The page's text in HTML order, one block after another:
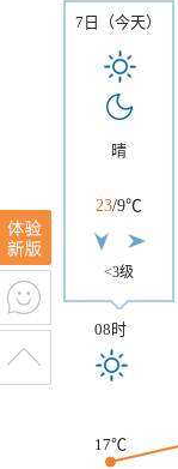
7日（今天）
晴
23/9℃
<3级
08时
17℃